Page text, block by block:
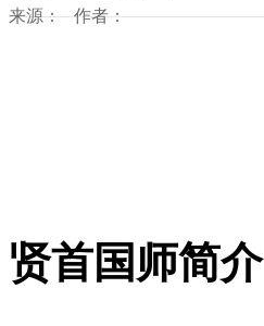
来源： 作者：
贤首国师简介